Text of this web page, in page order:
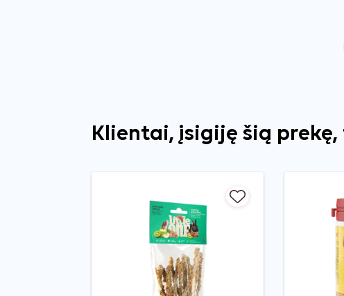
Klientai, įsigiję šią